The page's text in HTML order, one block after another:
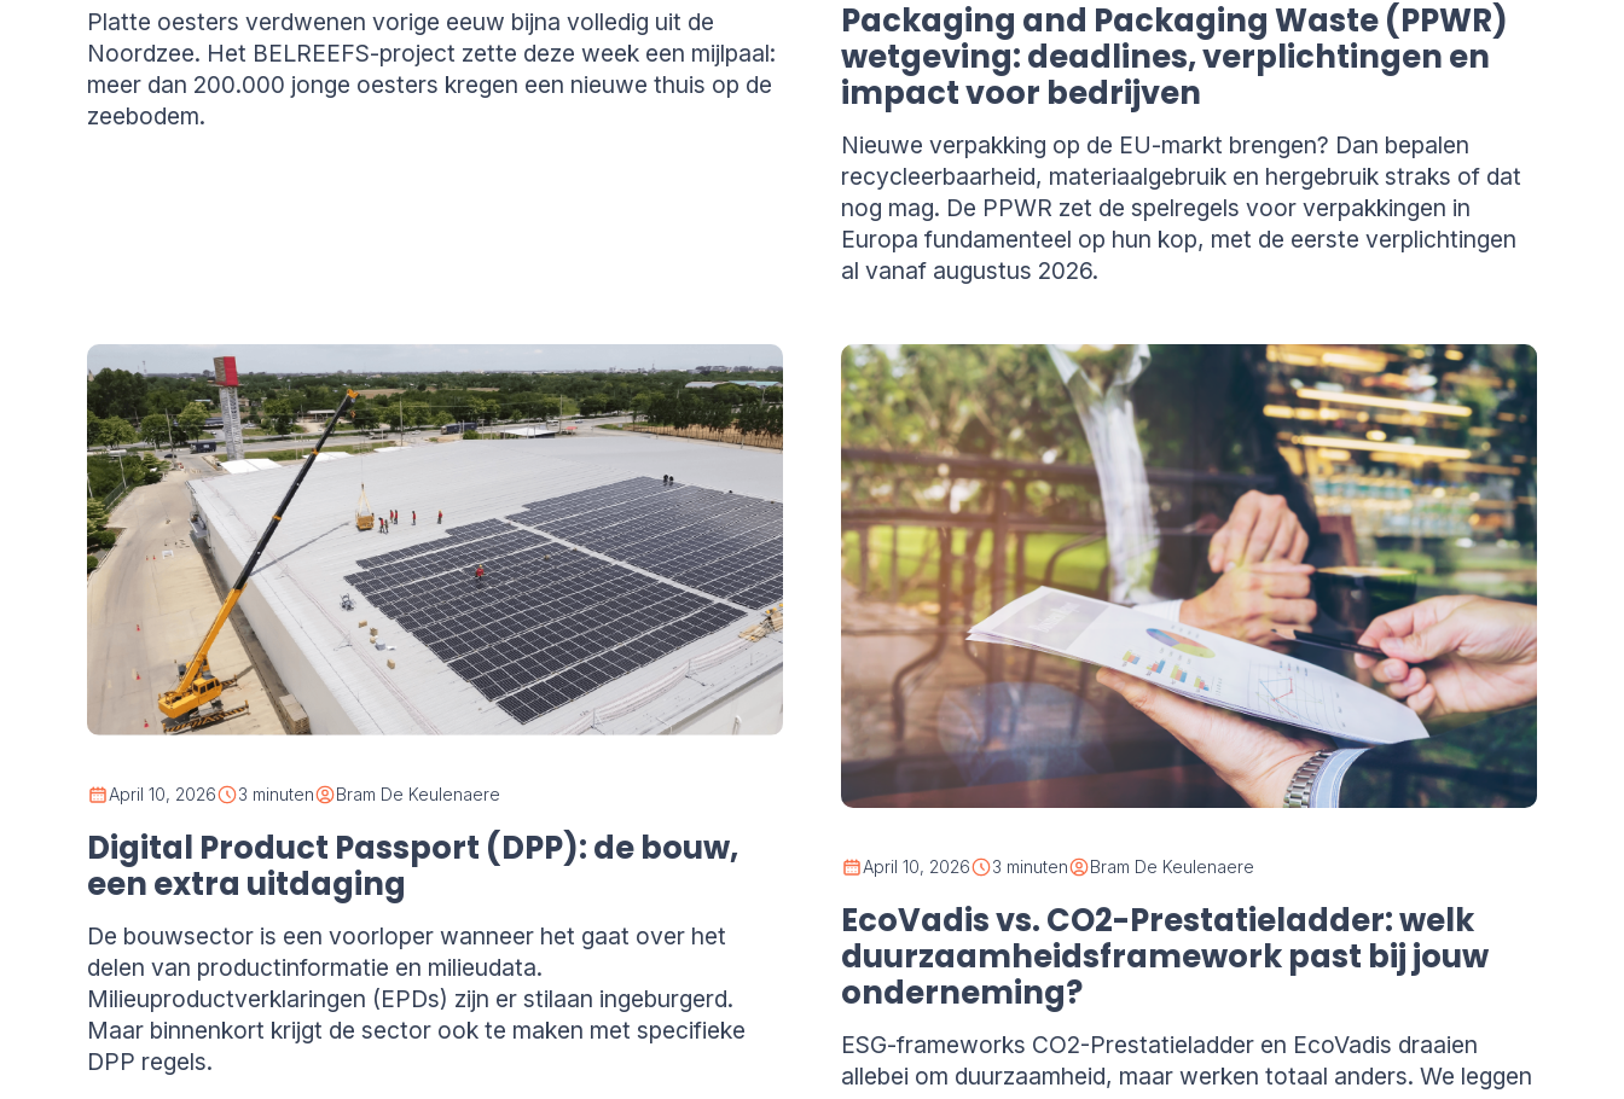
Platte oesters verdwenen vorige eeuw bijna volledig uit de
Noordzee. Het BELREEFS-project zette deze week een mijlpaal:
meer dan 200.000 jonge oesters kregen een nieuwe thuis op de
zeebodem.
Packaging and Packaging Waste (PPWR)
wetgeving: deadlines, verplichtingen en
impact voor bedrijven
Nieuwe verpakking op de EU-markt brengen? Dan bepalen
recycleerbaarheid, materiaalgebruik en hergebruik straks of dat
nog mag. De PPWR zet de spelregels voor verpakkingen in
Europa fundamenteel op hun kop, met de eerste verplichtingen
al vanaf augustus 2026.
April 10, 2026 3 minuten Bram De Keulenaere
Digital Product Passport (DPP): de bouw,
een extra uitdaging
De bouwsector is een voorloper wanneer het gaat over het
delen van productinformatie en milieudata.
Milieuproductverklaringen (EPDs) zijn er stilaan ingeburgerd.
Maar binnenkort krijgt de sector ook te maken met specifieke
DPP regels.
April 10, 2026 3 minuten Bram De Keulenaere
EcoVadis vs. CO2-Prestatieladder: welk
duurzaamheidsframework past bij jouw
onderneming?
ESG-frameworks CO2-Prestatieladder en EcoVadis draaien
allebei om duurzaamheid, maar werken totaal anders. We leggen